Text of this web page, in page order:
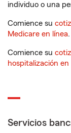
individuo o una
Comience su
Medicare en línea.
Comience su
hospitalización en
Servicios